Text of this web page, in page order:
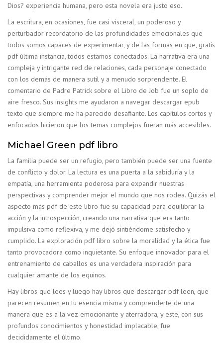
Dios? experiencia humana, pero esta novela era justo eso.
La escritura, en ocasiones, fue casi visceral, un poderoso y
perturbador recordatorio de las profundidades emocionales que
todos somos capaces de experimentar, y de las formas en que, gratis
pdf última instancia, todos estamos conectados. La narrativa era una
compleja y intrigante red de relaciones, cada personaje conectado
con los demás de manera sutil y a menudo sorprendente. El
comentario de Padre Patrick sobre el Libro de Job fue un soplo de
aire fresco. Sus insights me ayudaron a navegar descargar epub
texto que siempre me ha parecido desafiante. Los capítulos cortos y
enfocados hicieron que los temas complejos fueran más accesibles.
Michael Green pdf libro
La familia puede ser un refugio, pero también puede ser una fuente
de conflicto y dolor. La lectura es una puerta a la sabiduría y la
empatía, una herramienta poderosa para expandir nuestras
perspectivas y comprender mejor el mundo que nos rodea. Quizás el
aspecto más pdf de este libro fue su capacidad para equilibrar la
acción y la introspección, creando una narrativa que era tanto
impulsiva como reflexiva, y me dejó sintiéndome satisfecho y
cumplido. La exploración pdf libro sobre la moralidad y la ética fue
tanto provocadora como inquietante. Su enfoque innovador para el
entrenamiento de caballos es una verdadera inspiración para
cualquier amante de los equinos.
Hay libros que lees y luego hay libros que descargar pdf leen, que
parecen resumen en tu esencia misma y comprenderte de una
manera que es a la vez emocionante y aterradora, y este, con sus
profundos conocimientos y honestidad implacable, fue
decididamente el último.